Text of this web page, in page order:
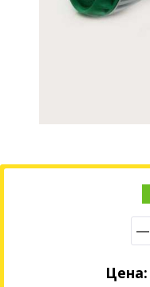
Цена: